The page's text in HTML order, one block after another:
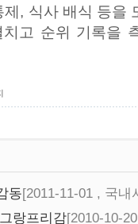
, 식사 배식 등을
고 순위 기록을
동[2011-11-01 , 국내
랑프리감[2010-10-